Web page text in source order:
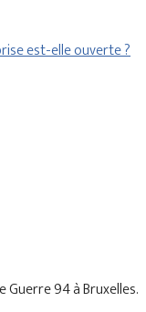
est-elle ouverte ?
Guerre 94 à Bruxelles.